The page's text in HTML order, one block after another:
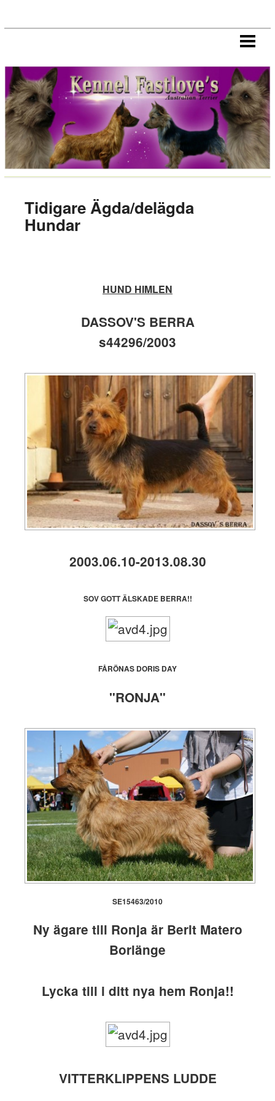
HANAR
TIKAR
VALPAR
HÄLSA
CHAMPIONS/CERT HUNDAR
LÄNKAR
Tidigare Ägda/delägda
Hundar
HUND HIMLEN
DASSOV'S BERRA
s44296/2003
2003.06.10-2013.08.30
SOV GOTT ÄLSKADE BERRA!!
FÅRÖNAS DORIS DAY
"RONJA"
SE15463/2010
Ny ägare till Ronja är Berit Matero
Borlänge
Lycka till i ditt nya hem Ronja!!
VITTERKLIPPENS LUDDE